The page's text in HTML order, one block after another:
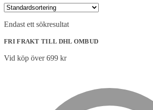
Endast ett sökresultat
FRI FRAKT TILL DHL OMBUD
Vid köp över 699 kr